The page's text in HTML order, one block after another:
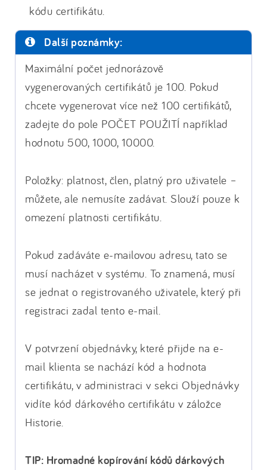
kódu certifikátu.
Další poznámky:
Maximální počet jednorázově
vygenerovaných certifikátů je 100. Pokud
chcete vygenerovat více než 100 certifikátů,
zadejte do pole POČET POUŽITÍ například
hodnotu 500, 1000, 10000.
Položky: platnost, člen, platný pro uživatele –
můžete, ale nemusíte zadávat. Slouží pouze k
omezení platnosti certifikátu.
Pokud zadáváte e-mailovou adresu, tato se
musí nacházet v systému. To znamená, musí
se jednat o registrovaného uživatele, který při
registraci zadal tento e-mail.
V potvrzení objednávky, které přijde na e-
mail klienta se nachází kód a hodnota
certifikátu, v administraci v sekci Objednávky
vidíte kód dárkového certifikátu v záložce
Historie.
TIP: Hromadné kopírování kódů dárkových